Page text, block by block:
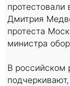
протестовали
Дмитрия
протеста
министра
В российском